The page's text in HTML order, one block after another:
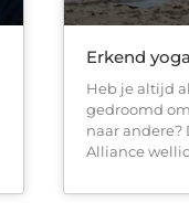
Erkend
Heb je altijd
gedroomd
naar andere?
Alliance